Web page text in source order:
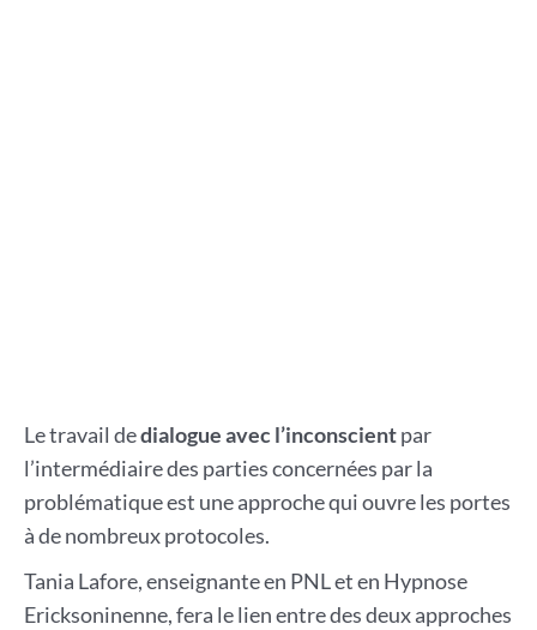
Le travail dedialogue avec l’inconscientpar
l’intermédiaire des parties concernées par la
problématique est une approche qui ouvre les portes
à de nombreux protocoles.
Tania Lafore, enseignante en PNL et en Hypnose
Ericksoninenne, fera le lien entre des deux approches